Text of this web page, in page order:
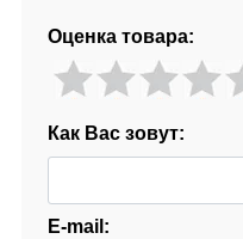
Оценка товара:
Как Вас зовут:
E-mail: